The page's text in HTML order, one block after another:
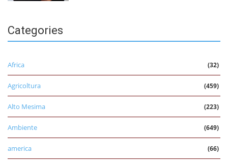
Categories
Africa (32)
Agricoltura (459)
Alto Mesima (223)
Ambiente (649)
america (66)